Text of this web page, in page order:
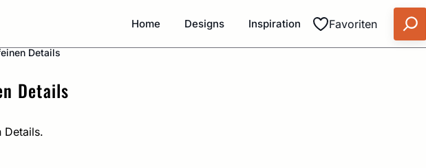
Favoriten
Home Designs Inspiration
Details
Details
Details.